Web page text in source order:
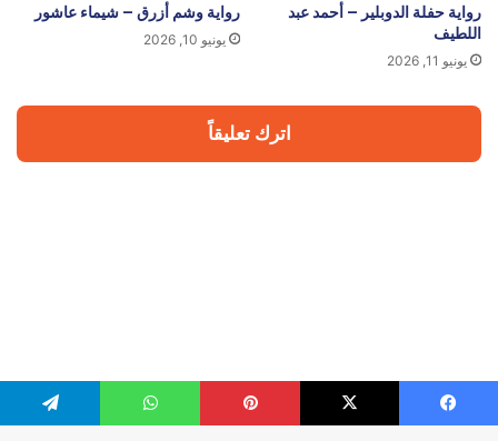
رواية حفلة الدوبلير – أحمد عبد
اللطيف
يونيو 11, 2026
رواية وشم أزرق – شيماء عاشور
يونيو 10, 2026
اترك تعليقاً
فيسبوك ‫X بينتيريست واتساب تيلقرام